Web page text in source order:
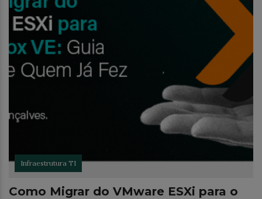
Infraestrutura TI
Como Migrar do VMware ESXi para o